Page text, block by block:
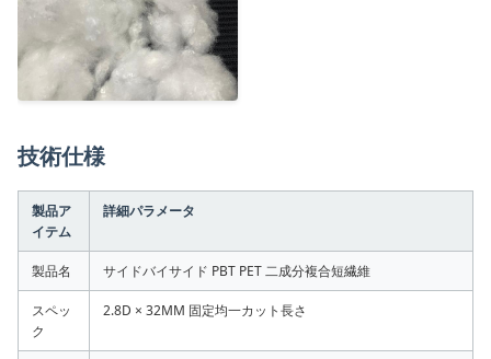
技術仕様
製品ア
イテム
詳細パラメータ
製品名 サイドバイサイド PBT PET 二成分複合短繊維
スペッ
ク
2.8D × 32MM 固定均一カット長さ